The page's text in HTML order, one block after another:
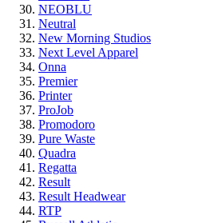
NEOBLU
Neutral
New Morning Studios
Next Level Apparel
Onna
Premier
Printer
ProJob
Promodoro
Pure Waste
Quadra
Regatta
Result
Result Headwear
RTP